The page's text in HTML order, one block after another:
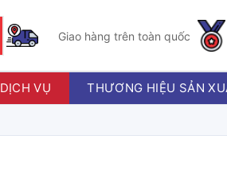
Giao hàng trên toàn quốc
DỊCH VỤ THƯƠNG HIỆU SẢN